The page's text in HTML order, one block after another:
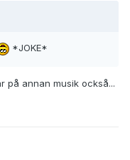
*JOKE*
på annan musik också...